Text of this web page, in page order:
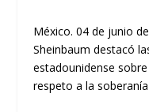
México. 04 de junio
Sheinbaum destacó
estadounidense
respeto a la